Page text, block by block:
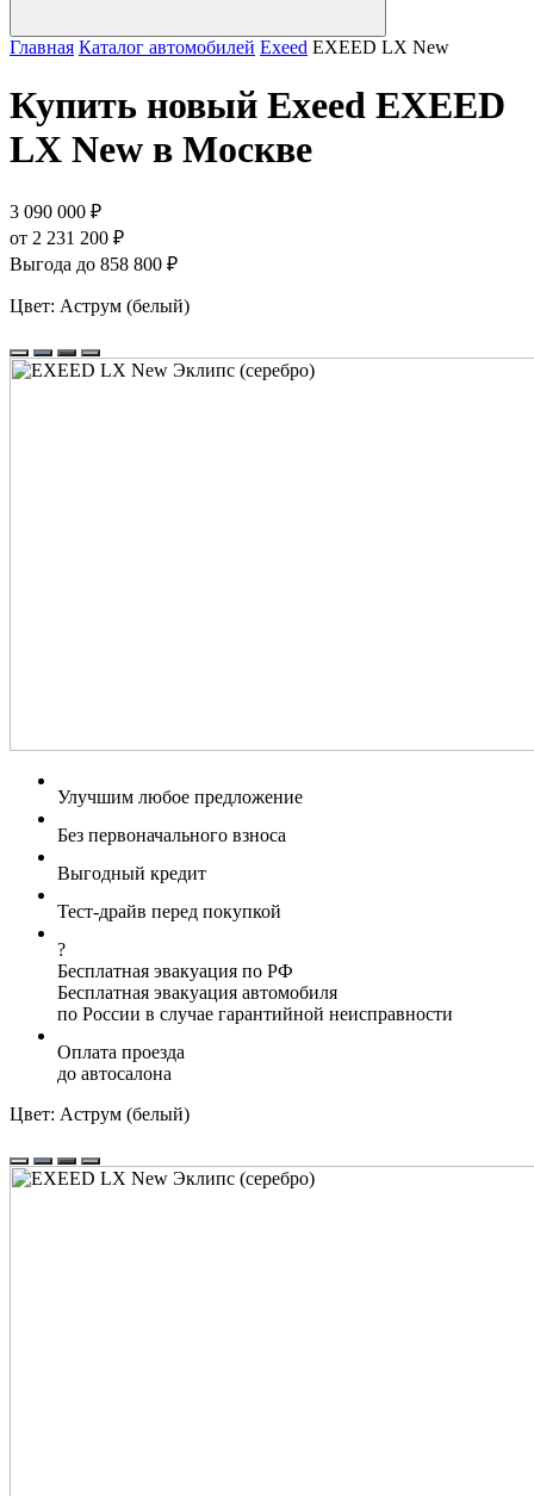
Главная Каталог автомобилей Exeed EXEED LX New
Купить новый Exeed EXEED
LX New в Москве
3 090 000 ₽
от 2 231 200 ₽
Выгода до 858 800 ₽
Цвет: Аструм (белый)
Улучшим любое предложение
Без первоначального взноса
Выгодный кредит
Тест-драйв перед покупкой
?
Бесплатная эвакуация по РФ
Бесплатная эвакуация автомобиля
по России в случае гарантийной неисправности
Оплата проезда
до автосалона
Цвет: Аструм (белый)